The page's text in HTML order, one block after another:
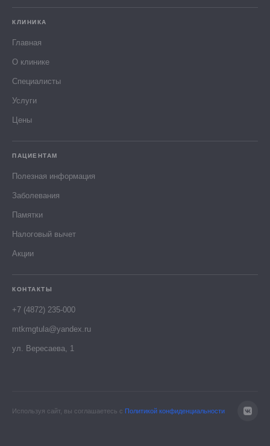
КЛИНИКА
Главная
О клинике
Специалисты
Услуги
Цены
ПАЦИЕНТАМ
Полезная информация
Заболевания
Памятки
Налоговый вычет
Акции
КОНТАКТЫ
+7 (4872) 235-000
mtkmgtula@yandex.ru
ул. Вересаева, 1
Используя сайт, вы соглашаетесь с Политикой конфиденциальности